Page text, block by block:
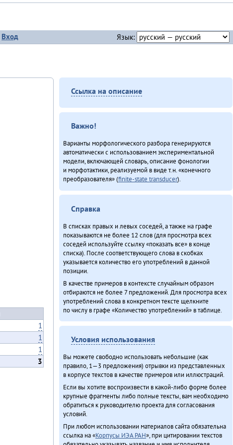
Вход Язык:
1
1
1
3
Ссылка на описание
Важно!
Варианты морфологического разбора генерируются
автоматически с использованием экспериментальной
модели, включающей словарь, описание фонологии
и морфотактики, реализуемой в виде т.н. «конечного
преобразователя» (finite-state transducer).
Справка
В списках правых и левых соседей, а также на графе
показываются не более 12 слов (для просмотра всех
соседей используйте ссылку «показать все» в конце
списка). После соответствующего слова в скобках
указывается количество его употреблений в данной
позиции.
В качестве примеров в контексте случайным образом
отбираются не более 7 предложений. Для просмотра всех
употреблений слова в конкретном тексте щелкните
по числу в графе «Количество употреблений» в таблице.
Условия использования
Вы можете свободно использовать небольшие (как
правило, 1—3 предложения) отрывки из представленных
в корпусе текстов в качестве примеров или иллюстраций.
Если вы хотите воспроизвести в какой-либо форме более
крупные фрагменты либо полные тексты, вам необходимо
обратиться к руководителю проекта для согласования
условий.
При любом использовании материалов сайта обязательна
ссылка на «Корпусы ИЭА РАН», при цитировании текстов